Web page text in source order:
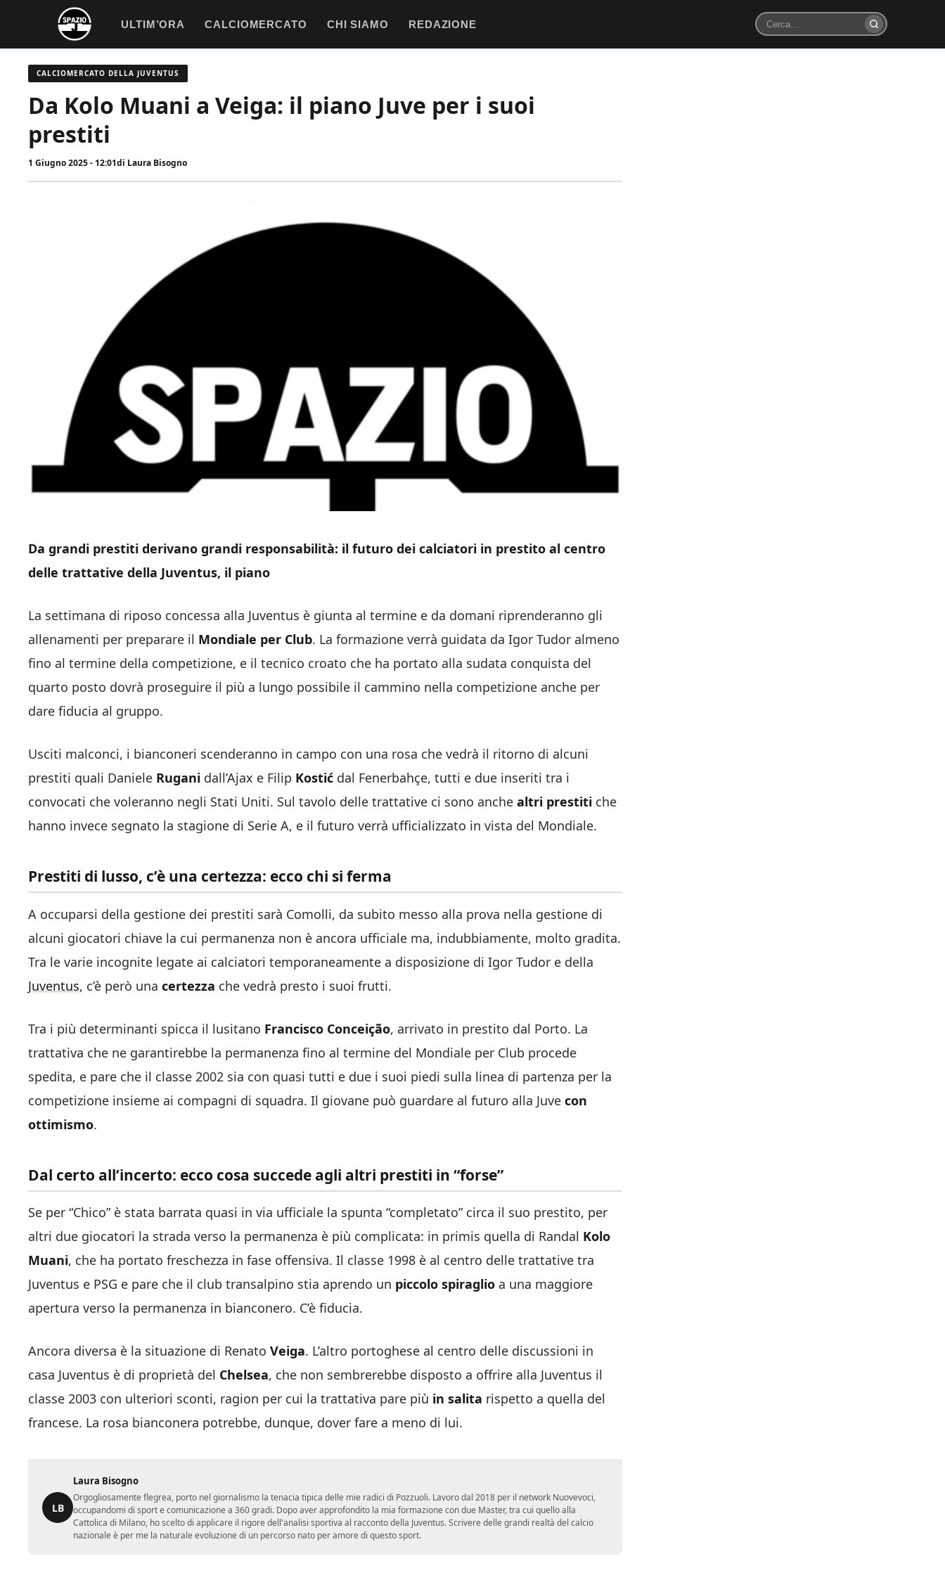
contenuto
ULTIM’ORA CALCIOMERCATO CHI SIAMO REDAZIONE
Cerca
CALCIOMERCATO DELLA JUVENTUS
Da Kolo Muani a Veiga: il piano Juve per i suoi
prestiti
1 Giugno 2025 - 12:01di Laura Bisogno
Da grandi prestiti derivano grandi responsabilità: il futuro dei calciatori in prestito al centro
delle trattative della Juventus, il piano
La settimana di riposo concessa alla Juventus è giunta al termine e da domani riprenderanno gli
allenamenti per preparare il Mondiale per Club. La formazione verrà guidata da Igor Tudor almeno
fino al termine della competizione, e il tecnico croato che ha portato alla sudata conquista del
quarto posto dovrà proseguire il più a lungo possibile il cammino nella competizione anche per
dare fiducia al gruppo.
Usciti malconci, i bianconeri scenderanno in campo con una rosa che vedrà il ritorno di alcuni
prestiti quali Daniele Rugani dall’Ajax e Filip Kostić dal Fenerbahçe, tutti e due inseriti tra i
convocati che voleranno negli Stati Uniti. Sul tavolo delle trattative ci sono anche altri prestiti che
hanno invece segnato la stagione di Serie A, e il futuro verrà ufficializzato in vista del Mondiale.
Prestiti di lusso, c’è una certezza: ecco chi si ferma
A occuparsi della gestione dei prestiti sarà Comolli, da subito messo alla prova nella gestione di
alcuni giocatori chiave la cui permanenza non è ancora ufficiale ma, indubbiamente, molto gradita.
Tra le varie incognite legate ai calciatori temporaneamente a disposizione di Igor Tudor e della
Juventus, c’è però una certezza che vedrà presto i suoi frutti.
Tra i più determinanti spicca il lusitano Francisco Conceição, arrivato in prestito dal Porto. La
trattativa che ne garantirebbe la permanenza fino al termine del Mondiale per Club procede
spedita, e pare che il classe 2002 sia con quasi tutti e due i suoi piedi sulla linea di partenza per la
competizione insieme ai compagni di squadra. Il giovane può guardare al futuro alla Juve con
ottimismo.
Dal certo all’incerto: ecco cosa succede agli altri prestiti in “forse”
Se per “Chico” è stata barrata quasi in via ufficiale la spunta “completato” circa il suo prestito, per
altri due giocatori la strada verso la permanenza è più complicata: in primis quella di Randal Kolo
Muani, che ha portato freschezza in fase offensiva. Il classe 1998 è al centro delle trattative tra
Juventus e PSG e pare che il club transalpino stia aprendo un piccolo spiraglio a una maggiore
apertura verso la permanenza in bianconero. C’è fiducia.
Ancora diversa è la situazione di Renato Veiga. L’altro portoghese al centro delle discussioni in
casa Juventus è di proprietà del Chelsea, che non sembrerebbe disposto a offrire alla Juventus il
classe 2003 con ulteriori sconti, ragion per cui la trattativa pare più in salita rispetto a quella del
francese. La rosa bianconera potrebbe, dunque, dover fare a meno di lui.
LB
Laura Bisogno
Orgogliosamente flegrea, porto nel giornalismo la tenacia tipica delle mie radici di Pozzuoli. Lavoro dal 2018 per il network Nuovevoci,
occupandomi di sport e comunicazione a 360 gradi. Dopo aver approfondito la mia formazione con due Master, tra cui quello alla
Cattolica di Milano, ho scelto di applicare il rigore dell'analisi sportiva al racconto della Juventus. Scrivere delle grandi realtà del calcio
nazionale è per me la naturale evoluzione di un percorso nato per amore di questo sport.